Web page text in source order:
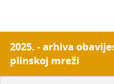
2025. - arhiva
plinskoj mreži